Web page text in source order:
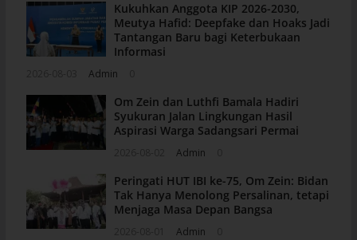
Kukuhkan Anggota KIP 2026-2030,
Meutya Hafid: Deepfake dan Hoaks Jadi
Tantangan Baru bagi Keterbukaan
Informasi
Admin
Om Zein dan Luthfi Bamala Hadiri
Syukuran Jalan Lingkungan Hasil
Aspirasi Warga Sadangsari Permai
Admin
Peringati HUT IBI ke-75, Om Zein: Bidan
Tak Hanya Menolong Persalinan, tetapi
Menjaga Masa Depan Bangsa
Admin